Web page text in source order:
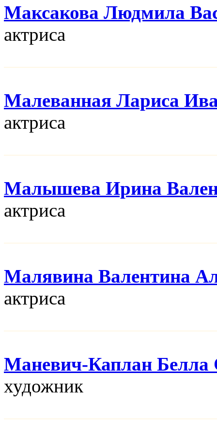
Максакова Людмила
актриса
Малеванная Лариса
актриса
Малышева Ирина
актриса
Малявина Валентина
актриса
Маневич-Каплан Белла
художник